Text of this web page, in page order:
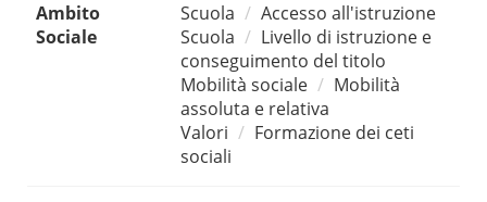
Ambito
Sociale
Scuola
Accesso all'istruzione
Scuola
Livello di istruzione e
conseguimento del titolo
Mobilità sociale
Mobilità
assoluta e relativa
Valori
Formazione dei ceti
sociali